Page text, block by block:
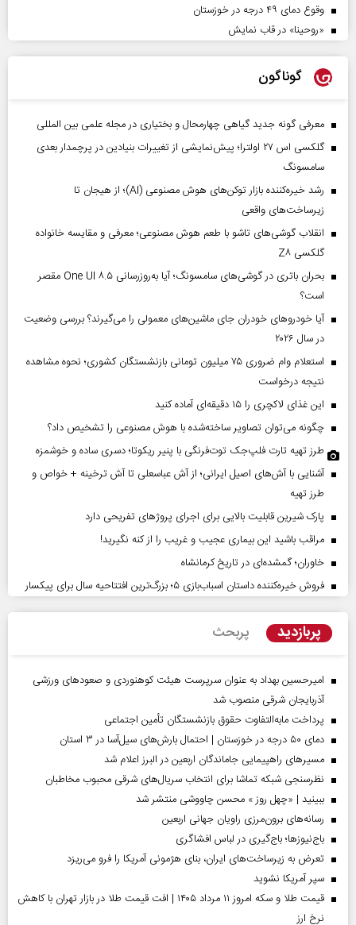
وقوع دمای ۴۹ درجه در خوزستان
«روحینا» در قاب نمایش
گوناگون
معرفی گونه جدید گیاهی چهارمحال و بختیاری در مجله علمی بین المللی
گلکسی اس ۲۷ اولترا؛ پیش‌نمایشی از تغییرات بنیادین در پرچمدار بعدی
سامسونگ
رشد خیره‌کننده بازار توکن‌های هوش مصنوعی (AI)؛ از هیجان تا
زیرساخت‌های واقعی
انقلاب گوشی‌های تاشو‌ با طعم هوش مصنوعی؛ معرفی و مقایسه خانواده
گلکسی Z۸
بحران باتری در گوشی‌های سامسونگ؛ آیا به‌روزرسانی One UI ۸.۵ مقصر
است؟
آیا خودروهای خودران جای ماشین‌های معمولی را می‌گیرند؟ بررسی وضعیت
در سال ۲۰۲۶
استعلام وام ضروری ۷۵ میلیون تومانی بازنشستگان کشوری؛ نحوه مشاهده
نتیجه درخواست
این غذای لاکچری را ۱۵ دقیقه‌ای آماده کنید
چگونه می‌توان تصاویر ساخته‌شده با هوش مصنوعی را تشخیص داد؟
طرز تهیه تارت فلپ‌جک توت‌فرنگی با پنیر ریکوتا؛ دسری ساده و خوشمزه
آشنایی با آش‌های اصیل ایرانی؛ از آش عباسعلی تا آش ترخینه + خواص و
طرز تهیه
پارک شیرین قابلیت‌ بالایی برای اجرای پروژهای تفریحی دارد
مراقب باشید این بیماری عجیب و غریب را از کنه نگیرید!
خاوران؛ گمشده‌ای در تاریخ کرمانشاه
فروش خیره‌کننده داستان اسباب‌بازی ۵؛ بزرگ‌ترین افتتاحیه سال برای پیکسار
پربازدید پربحث
امیرحسین بهداد به عنوان سرپرست هیئت کوهنوردی و صعودهای ورزشی
آذربایجان شرقی منصوب شد
پرداخت مابه‌التفاوت حقوق بازنشستگان تأمین اجتماعی
دمای ۵۰ درجه در خوزستان | احتمال بارش‌های سیل‌آسا در ۳ استان
مسیر‌های راهپیمایی جاماندگان اربعین در البرز اعلام شد
نظرسنجی شبکه تماشا برای انتخاب سریال‌های شرقی محبوب مخاطبان
ببینید | «چهل روز » محسن چاووشی منتشر شد
رسانه‌های برون‌مرزی راویان جهانی اربعین
باج‌نیوزها؛ باج‌گیری در لباس افشاگری
تعرض به زیرساخت‌های ایران، بنای هژمونی آمریکا را فرو می‌ریزد
سپر آمریکا نشوید
قیمت طلا و سکه امروز ۱۱ مرداد ۱۴۰۵ | افت قیمت طلا در بازار تهران با کاهش
نرخ ارز